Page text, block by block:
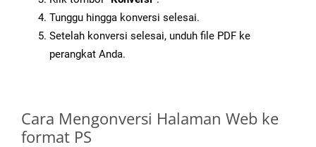
Tunggu hingga konversi selesai.
Setelah konversi selesai, unduh file PDF ke
perangkat Anda.
Cara Mengonversi Halaman Web ke
format PS